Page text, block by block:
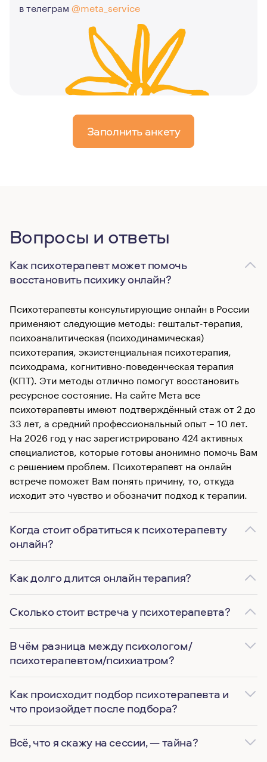
в телеграм @meta_service
Заполнить анкету
Вопросы и ответы
Как психотерапевт может помочь
восстановить психику онлайн?
Психотерапевты консультирующие онлайн в России
применяют следующие методы: гештальт-терапия,
психоаналитическая (психодинамическая)
психотерапия, экзистенциальная психотерапия,
психодрама, когнитивно-поведенческая терапия
(КПТ). Эти методы отлично помогут восстановить
ресурсное состояние. На сайте Мета все
психотерапевты имеют подтверждённый стаж от 2 до
33 лет, а средний профессиональный опыт – 10 лет.
На 2026 год у нас зарегистрировано 424 активных
специалистов, которые готовы анонимно помочь Вам
с решением проблем. Психотерапевт на онлайн
встрече поможет Вам понять причину, то, откуда
исходит это чувство и обозначит подход к терапии.
Когда стоит обратиться к психотерапевту
онлайн?
Как долго длится онлайн терапия?
Сколько стоит встреча у психотерапевта?
В чём разница между психологом/
психотерапевтом/психиатром?
Как происходит подбор психотерапевта и
что произойдет после подбора?
Всё, что я скажу на сессии, — тайна?